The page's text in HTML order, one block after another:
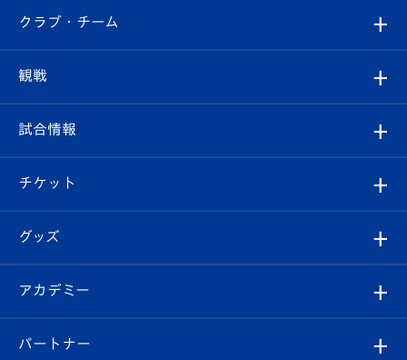
すべて
クラブ
試合情報
チケット
イベント
メディア
クラブ・チーム
クラブ概要
エンブレム紹介
スタッフプロフィール
マスコット紹介
観戦
観戦ルール
はじめての観戦ガイド
Revive Team
ヴィヴィくんの長崎おもてなしガイド
試合情報
試合日程/結果
フォトギャラリー
スタジアムグルメ
チケット
チケット
V-LOVERS（ファンクラブ）
グッズ
オンラインショップ
アカデミー
育成からのお知らせ
パートナー